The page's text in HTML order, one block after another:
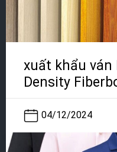
xuất khẩu ván
Density
04/12/2024